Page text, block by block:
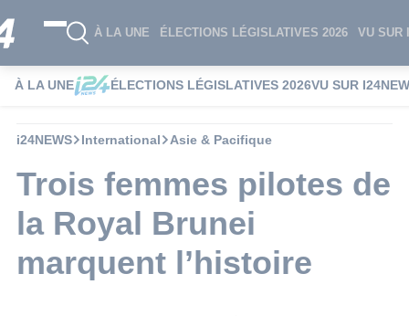
À LA UNE ÉLECTIONS LÉGISLATIVES 2026 VU SUR
À LA UNE ÉLECTIONS LÉGISLATIVES 2026VU SUR
i24NEWS International Asie & Pacifique
Trois femmes pilotes de
la Royal Brunei
marquent l’histoire